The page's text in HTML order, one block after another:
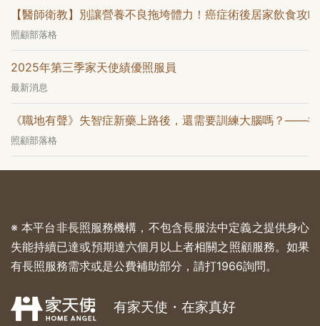
【醫師衛教】別讓營養不良拖垮體力！癌症術後居家飲食攻略
照顧部落格
2025年第三季家天使績優照服員
最新消息
《職地有聲》失智症新藥上路後，還需要訓練大腦嗎？——
照顧部落格
※ 本平台非長照服務機構，不包含長服法中定義之提供身心
失能持續已達或預期達六個月以上者相關之照顧服務。如果
有長照服務需求或是公費補助部分，請打1966詢問。
有家天使・在家真好